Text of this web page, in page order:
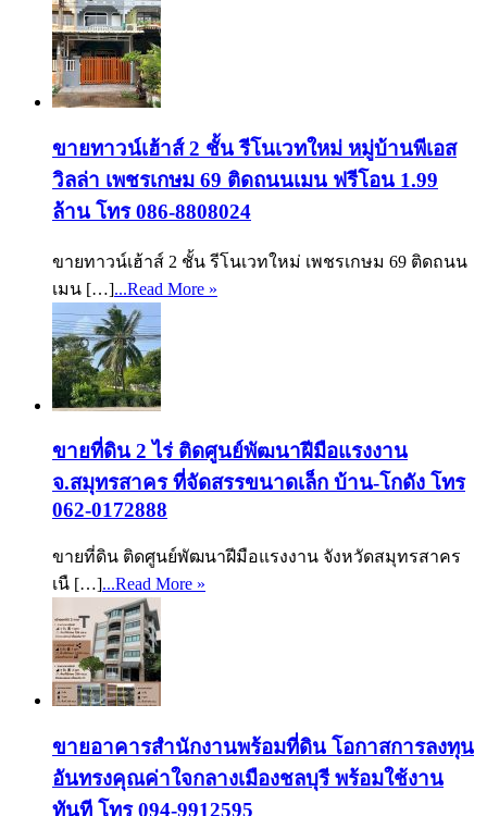
ขายทาวน์เฮ้าส์ 2 ชั้น รีโนเวทใหม่ หมู่บ้านพีเอส
วิลล่า เพชรเกษม 69 ติดถนนเมน ฟรีโอน 1.99
ล้าน โทร 086-8808024
ขายทาวน์เฮ้าส์ 2 ชั้น รีโนเวทใหม่ เพชรเกษม 69 ติดถนน
เมน […]...Read More »
ขายที่ดิน 2 ไร่ ติดศูนย์พัฒนาฝีมือแรงงาน
จ.สมุทรสาคร ที่จัดสรรขนาดเล็ก บ้าน-โกดัง โทร
062-0172888
ขายที่ดิน ติดศูนย์พัฒนาฝีมือแรงงาน จังหวัดสมุทรสาคร
เนื […]...Read More »
ขายอาคารสำนักงานพร้อมที่ดิน โอกาสการลงทุน
อันทรงคุณค่าใจกลางเมืองชลบุรี พร้อมใช้งาน
ทันที โทร 094-9912595